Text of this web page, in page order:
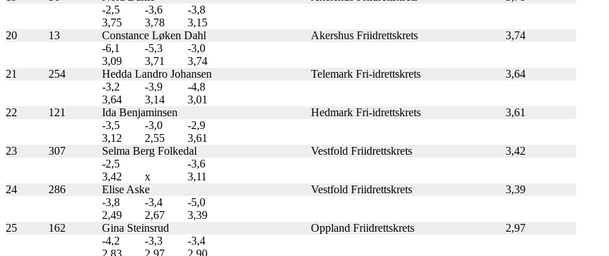
-2,5
-3,6
-3,8
3,75
3,78
3,15
20
13 Constance Løken Dahl Akershus Friidrettskrets
3,74
-6,1
-5,3
-3,0
3,09
3,71
3,74
21
254 Hedda Landro Johansen Telemark Fri-idrettskrets
3,64
-3,2
-3,9
-4,8
3,64
3,14
3,01
22
121 Ida Benjaminsen Hedmark Fri-idrettskrets
3,61
-3,5
-3,0
-2,9
3,12
2,55
3,61
23
307 Selma Berg Folkedal Vestfold Friidrettskrets
3,42
-2,5
-3,6
3,42
x
3,11
24
286 Elise Aske Vestfold Friidrettskrets
3,39
-3,8
-3,4
-5,0
2,49
2,67
3,39
25
162 Gina Steinsrud Oppland Friidrettskrets
2,97
-4,2
-3,3
-3,4
2,83
2,97 2,90